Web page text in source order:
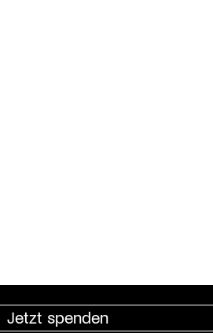
Jetzt spenden